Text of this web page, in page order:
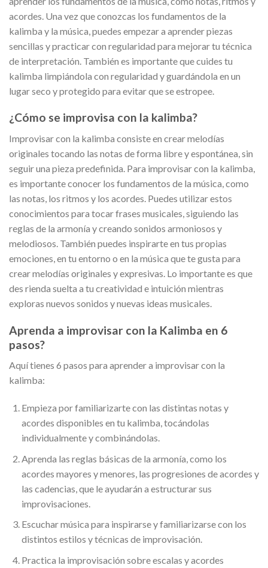
acordes. Una vez que conozcas los fundamentos de la
kalimba y la música, puedes empezar a aprender piezas
sencillas y practicar con regularidad para mejorar tu técnica
de interpretación. También es importante que cuides tu
kalimba limpiándola con regularidad y guardándola en un
lugar seco y protegido para evitar que se estropee.
¿Cómo se improvisa con la kalimba?
Improvisar con la kalimba consiste en crear melodías
originales tocando las notas de forma libre y espontánea, sin
seguir una pieza predefinida. Para improvisar con la kalimba,
es importante conocer los fundamentos de la música, como
las notas, los ritmos y los acordes. Puedes utilizar estos
conocimientos para tocar frases musicales, siguiendo las
reglas de la armonía y creando sonidos armoniosos y
melodiosos. También puedes inspirarte en tus propias
emociones, en tu entorno o en la música que te gusta para
crear melodías originales y expresivas. Lo importante es que
des rienda suelta a tu creatividad e intuición mientras
exploras nuevos sonidos y nuevas ideas musicales.
Aprenda a improvisar con la Kalimba en 6
pasos?
Aquí tienes 6 pasos para aprender a improvisar con la
kalimba:
Empieza por familiarizarte con las distintas notas y
acordes disponibles en tu kalimba, tocándolas
individualmente y combinándolas.
Aprenda las reglas básicas de la armonía, como los
acordes mayores y menores, las progresiones de acordes y
las cadencias, que le ayudarán a estructurar sus
improvisaciones.
Escuchar música para inspirarse y familiarizarse con los
distintos estilos y técnicas de improvisación.
Practica la improvisación sobre escalas y acordes